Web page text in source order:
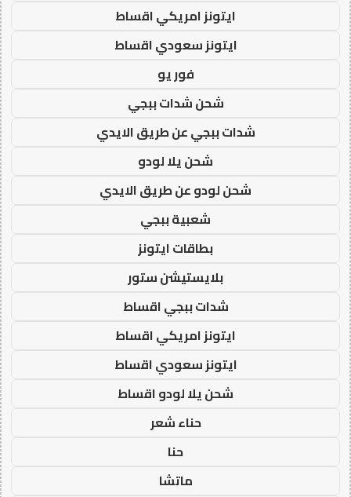
ايتونز امريكي اقساط
ايتونز سعودي اقساط
فور يو
شحن شدات ببجي
شدات ببجي عن طريق الايدي
شحن يلا لودو
شحن لودو عن طريق الايدي
شعبية ببجي
بطاقات ايتونز
بلايستيشن ستور
شدات ببجي اقساط
ايتونز امريكي اقساط
ايتونز سعودي اقساط
شحن يلا لودو اقساط
حناء شعر
حنا
ماتشا